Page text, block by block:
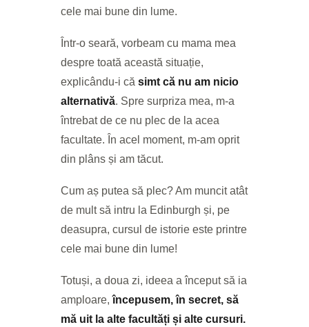
cele mai bune din lume.
Într-o seară, vorbeam cu mama mea
despre toată această situație,
explicându-i că simt că nu am nicio
alternativă. Spre surpriza mea, m-a
întrebat de ce nu plec de la acea
facultate. În acel moment, m-am oprit
din plâns și am tăcut.
Cum aș putea să plec? Am muncit atât
de mult să intru la Edinburgh și, pe
deasupra, cursul de istorie este printre
cele mai bune din lume!
Totuși, a doua zi, ideea a început să ia
amploare,începusem, în secret, să
mă uit la alte facultăți și alte cursuri.